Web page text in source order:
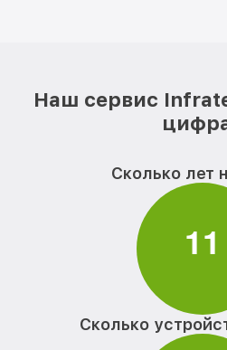
Наш сервис
Сколько лет
11
Сколько